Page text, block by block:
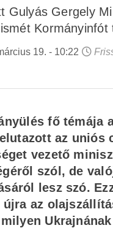
Gulyás Gergely
Kormányinfót
19. - 10:22
fő témája
az uniós
vezető
szól, de
lesz szó.
az